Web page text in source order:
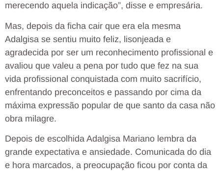
merecendo aquela indicação”, disse e empresária.
Mas, depois da ficha cair que era ela mesma
Adalgisa se sentiu muito feliz, lisonjeada e
agradecida por ser um reconhecimento profissional e
avaliou que valeu a pena por tudo que fez na sua
vida profissional conquistada com muito sacrifício,
enfrentando preconceitos e passando por cima da
máxima expressão popular de que santo da casa não
obra milagre.
Depois de escolhida Adalgisa Mariano lembra da
grande expectativa e ansiedade. Comunicada do dia
e hora marcados, a preocupação ficou por conta da